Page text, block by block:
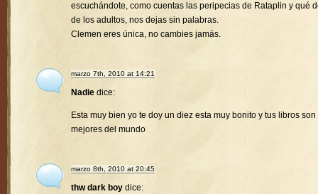
escuchándote, como cuentas las peripecias de Rataplin y qué
de los adultos, nos dejas sin palabras.
Clemen eres única, no cambies jamás.
marzo 7th, 2010 at 14:21
Nadie dice:
Esta muy bien yo te doy un diez esta muy bonito y tus libros son
mejores del mundo
marzo 8th, 2010 at 20:45
thw dark boy dice: